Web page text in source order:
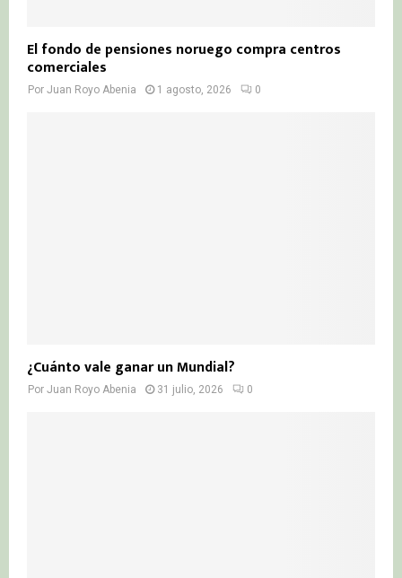
El fondo de pensiones noruego compra centros
comerciales
Por Juan Royo Abenia 1 agosto, 2026 0
¿Cuánto vale ganar un Mundial?
Por Juan Royo Abenia 31 julio, 2026 0